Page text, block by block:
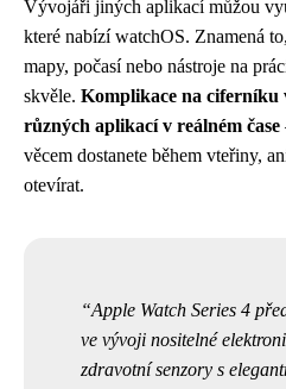
Vývojáři jiných aplikací můžou
které nabízí watchOS. Znamená
mapy, počasí nebo nástroje na
skvěle. Komplikace na ciferníku
různých aplikací v reálném čase
věcem dostanete během vteřiny,
otevírat.
Apple Watch Series 4
ve vývoji nositelné
zdravotní senzory s